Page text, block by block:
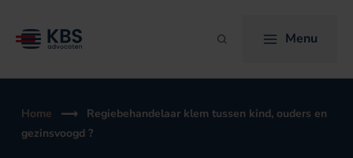
naar
Zoeken Menu
Home
Regiebehandelaar klem tussen kind, ouders en
gezinsvoogd ?